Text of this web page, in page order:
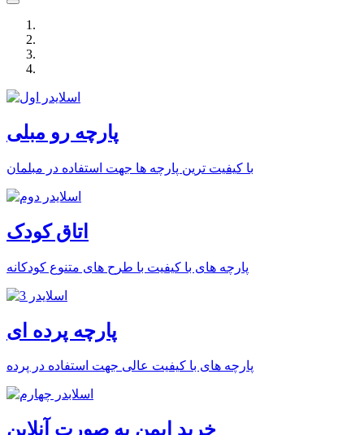
Toggle
navigation
پارچه رو مبلی
با کیفیت ترین پارچه ها جهت استفاده در مبلمان
اتاق کودک
پارچه های با کیفیت با طرح های متنوع کودکانه
پارچه پرده ای
پارچه های با کیفیت عالی جهت استفاده در پرده
خرید ایمن به صورت آنلاین